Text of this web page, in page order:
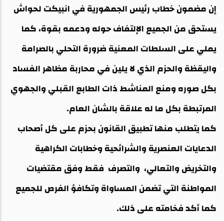
إن مضمون خطاب رئيس الجمهورية في انبيكت لحواش
يستحق من الجميع الإلتفاف حوله ودعمه بقوة، كما
يملي على السلطات المعنية ضرورة التحلي بالصرامة
واليقظة والحزم الذي لا يلين في محاربة مظاهر الفساد
بكل صوره ومنع المناشط ذات الطابع القبلي والجهوي
المرتبطة بكل ما له علاقة بالشان العام.
كما يتطلب منها تطبيق القانون بحزم على كل أصحاب
الدعايات العنصرية والشرائحية وخطابات الكراهية
والتخريض والتعالي، والتصرف فقط وفق مقتضيات
المواطنة التي تضمن المساواة وتكافؤ الفرص للجميع
كما أكد فخامته على ذلك.